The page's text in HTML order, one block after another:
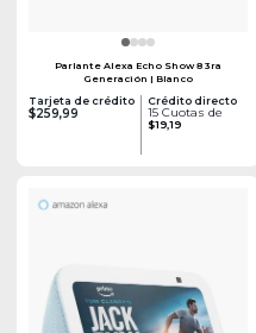
Parlante Alexa Echo Show 8 3ra
Generación | Blanco
Tarjeta de crédito
$259,99
Crédito directo
15 Cuotas de
$19,19